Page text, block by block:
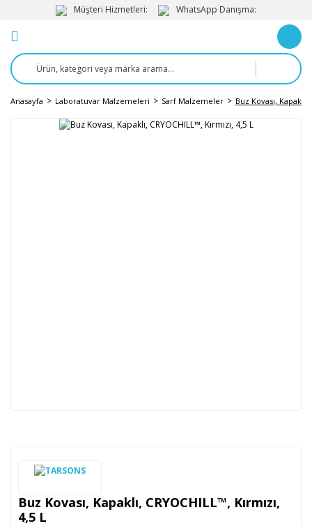
Müşteri Hizmetleri: WhatsApp Danışma:
Anasayfa Laboratuvar Malzemeleri Sarf Malzemeler Buz Kovası, Kapaklı,
Buz Kovası, Kapaklı, CRYOCHILL™, Kırmızı,
4,5 L